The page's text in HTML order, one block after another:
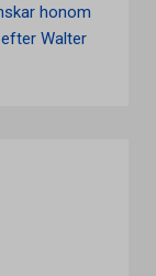
honom
Walter